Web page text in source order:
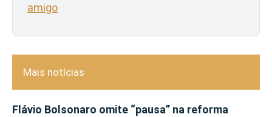
amigo
Mais notícias
Flávio Bolsonaro omite “pausa” na reforma